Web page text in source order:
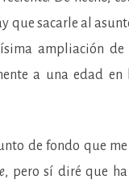
que sacarle al
ampliación
a una edad
de fondo que
, pero sí diré que